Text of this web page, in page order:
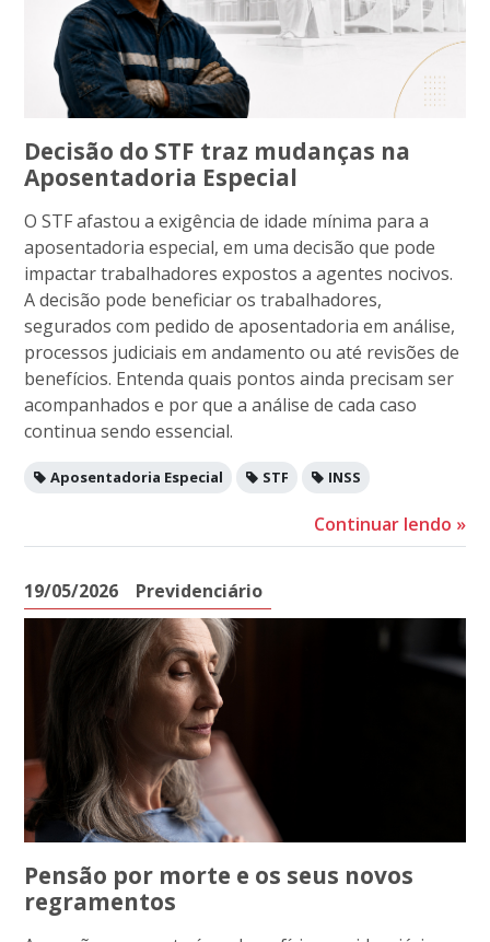
Decisão do STF traz mudanças na
Aposentadoria Especial
O STF afastou a exigência de idade mínima para a
aposentadoria especial, em uma decisão que pode
impactar trabalhadores expostos a agentes nocivos.
A decisão pode beneficiar os trabalhadores,
segurados com pedido de aposentadoria em análise,
processos judiciais em andamento ou até revisões de
benefícios. Entenda quais pontos ainda precisam ser
acompanhados e por que a análise de cada caso
continua sendo essencial.
Aposentadoria Especial STF INSS
Continuar lendo »
19/05/2026 Previdenciário
Pensão por morte e os seus novos
regramentos